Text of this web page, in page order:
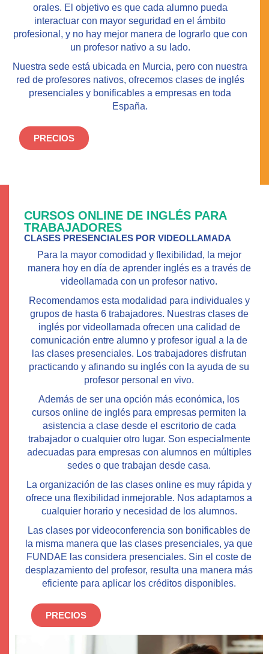
orales. El objetivo es que cada alumno pueda
interactuar con mayor seguridad en el ámbito
profesional, y no hay mejor manera de lograrlo que con
un profesor nativo a su lado.
Nuestra sede está ubicada en Murcia, pero con nuestra
red de profesores nativos, ofrecemos clases de inglés
presenciales y bonificables a empresas en toda
España.
PRECIOS
CURSOS ONLINE DE INGLÉS PARA
TRABAJADORES
CLASES PRESENCIALES POR VIDEOLLAMADA
Para la mayor comodidad y flexibilidad, la mejor
manera hoy en día de aprender inglés es a través de
videollamada con un profesor nativo.
Recomendamos esta modalidad para individuales y
grupos de hasta 6 trabajadores. Nuestras clases de
inglés por videollamada ofrecen una calidad de
comunicación entre alumno y profesor igual a la de
las clases presenciales. Los trabajadores disfrutan
practicando y afinando su inglés con la ayuda de su
profesor personal en vivo.
Además de ser una opción más económica, los
cursos online de inglés para empresas permiten la
asistencia a clase desde el escritorio de cada
trabajador o cualquier otro lugar. Son especialmente
adecuadas para empresas con alumnos en múltiples
sedes o que trabajan desde casa.
La organización de las clases online es muy rápida y
ofrece una flexibilidad inmejorable. Nos adaptamos a
cualquier horario y necesidad de los alumnos.
Las clases por videoconferencia son bonificables de
la misma manera que las clases presenciales, ya que
FUNDAE las considera presenciales. Sin el coste de
desplazamiento del profesor, resulta una manera más
eficiente para aplicar los créditos disponibles.
PRECIOS